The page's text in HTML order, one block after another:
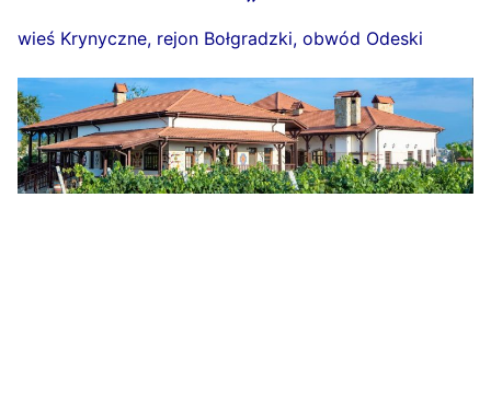
wieś Krynyczne, rejon Bołgradzki, obwód Odeski